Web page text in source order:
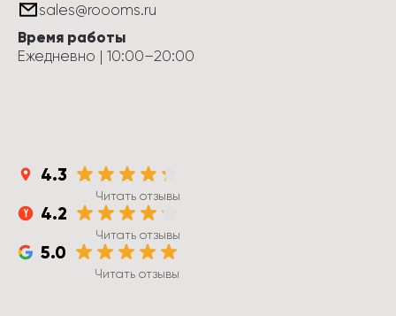
sales@roooms.ru
Время работы
Ежедневно | 10:00–20:00
4.3
Читать отзывы
4.2
Читать отзывы
5.0
Читать отзывы